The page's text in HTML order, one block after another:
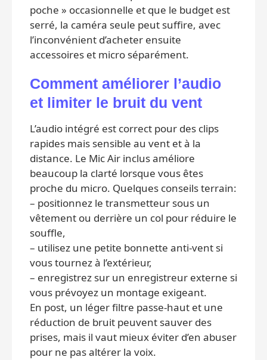
poche » occasionnelle et que le budget est
serré, la caméra seule peut suffire, avec
l’inconvénient d’acheter ensuite
accessoires et micro séparément.
Comment améliorer l’audio
et limiter le bruit du vent
L’audio intégré est correct pour des clips
rapides mais sensible au vent et à la
distance. Le Mic Air inclus améliore
beaucoup la clarté lorsque vous êtes
proche du micro. Quelques conseils terrain:
– positionnez le transmetteur sous un
vêtement ou derrière un col pour réduire le
souffle,
– utilisez une petite bonnette anti-vent si
vous tournez à l’extérieur,
– enregistrez sur un enregistreur externe si
vous prévoyez un montage exigeant.
En post, un léger filtre passe-haut et une
réduction de bruit peuvent sauver des
prises, mais il vaut mieux éviter d’en abuser
pour ne pas altérer la voix.